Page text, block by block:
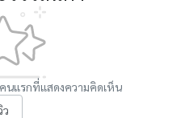
นแรกที่แสดงความคิดเห็น
ว